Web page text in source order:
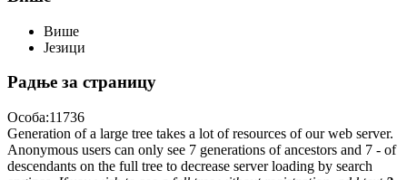
Више
Језици
Радње за страницу
Особа:11736
Generation of a large tree takes a lot of resources of our web server.
Anonymous users can only see 7 generations of ancestors and 7 - of
descendants on the full tree to decrease server loading by search